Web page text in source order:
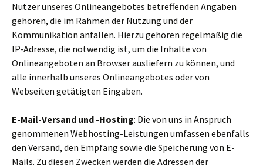
Nutzer unseres Onlineangebotes betreffenden Angaben
gehören, die im Rahmen der Nutzung und der
Kommunikation anfallen. Hierzu gehören regelmäßig die
IP-Adresse, die notwendig ist, um die Inhalte von
Onlineangeboten an Browser ausliefern zu können, und
alle innerhalb unseres Onlineangebotes oder von
Webseiten getätigten Eingaben.
E-Mail-Versand und -Hosting: Die von uns in Anspruch
genommenen Webhosting-Leistungen umfassen ebenfalls
den Versand, den Empfang sowie die Speicherung von E-
Mails. Zu diesen Zwecken werden die Adressen der